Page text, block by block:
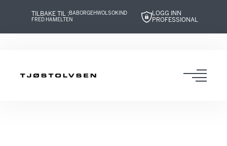
innhold
navigasjon
innhold
navigasjon
TILBAKE TIL :BABORGEHWOLSOKIND
FRED HAMELTEN
LOGG INN
PROFESSIONAL